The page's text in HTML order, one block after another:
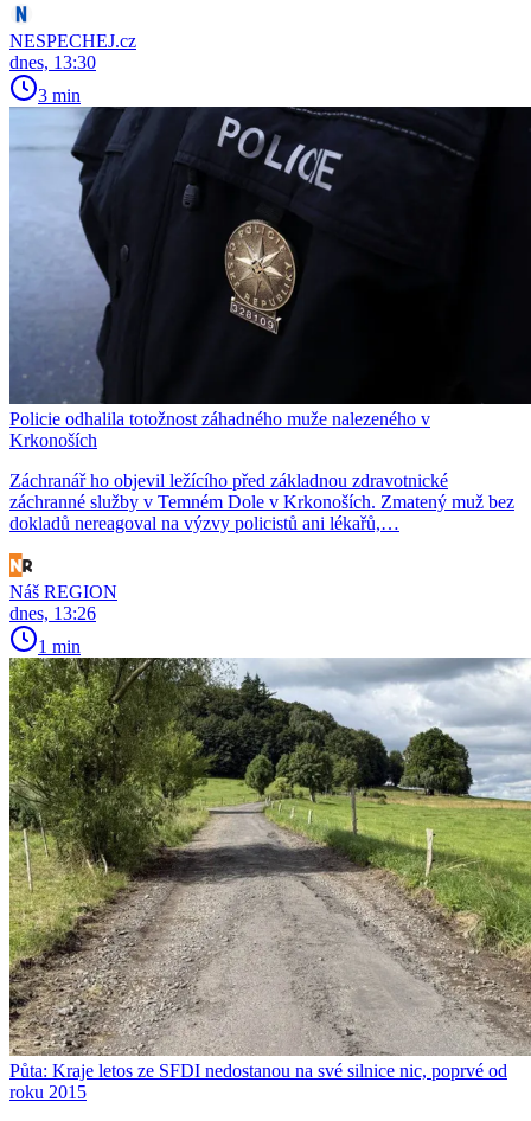
NESPECHEJ.cz
dnes, 13:30
3 min
Policie odhalila totožnost záhadného muže nalezeného v
Krkonoších
Záchranář ho objevil ležícího před základnou zdravotnické
záchranné služby v Temném Dole v Krkonoších. Zmatený muž bez
dokladů nereagoval na výzvy policistů ani lékařů,…
Náš REGION
dnes, 13:26
1 min
Půta: Kraje letos ze SFDI nedostanou na své silnice nic, poprvé od
roku 2015